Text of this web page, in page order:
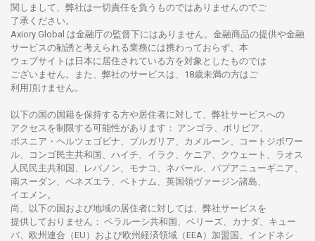
関し まして、 弊社は一切責任を負うものではありませんのでご
了承ください。
Axiory Global は金融庁の監督下にはありません。 金融商品の提供や金融
サービスの勧誘と 考えられる業務には携わっておらず、 本
ウェブサイトは 日本に 居住さ れている方を対象としたものでは
ございません。
また、 弊社のサービスは、18歳未満の方は ご
利用頂けません 。
以下の国の国籍を保持する方や居住者に対して、 弊社サービスへの
アクセスを制限する可能性があります ： アンゴラ、ボリビア、
ボスニア ・ ヘルツェゴビナ、ブルガリア、カメルーン、コートジボワー
ル、
コンゴ民主共和国、ハイチ、イラク、ケニア、クウェート、 ラオス
人民民主共和国、レバノン、モナコ、ネパール、パプアニューギニア、
南スーダン、ベネズエラ、ベトナム、 英国領ヴァージン諸島、
イエメン。
尚、
以下の国および地域の居住者に対しては、 弊社サービスを
提供しておりません ： ベラルーシ共和国、ベリーズ、カナダ、キュー
バ、 欧州連合 （EU） および欧州経済領域 （EEA）加盟国、インドネシ